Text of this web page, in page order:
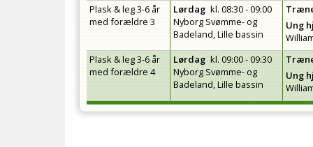
Plask & leg 3-6 år
med forældre 3
Lørdag kl.08:30 - 09:00
Nyborg Svømme- og
Badeland, Lille bassin
Ung
Plask & leg 3-6 år
med forældre 4
Lørdag kl.09:00 - 09:30
Nyborg Svømme- og
Badeland, Lille bassin
Ung